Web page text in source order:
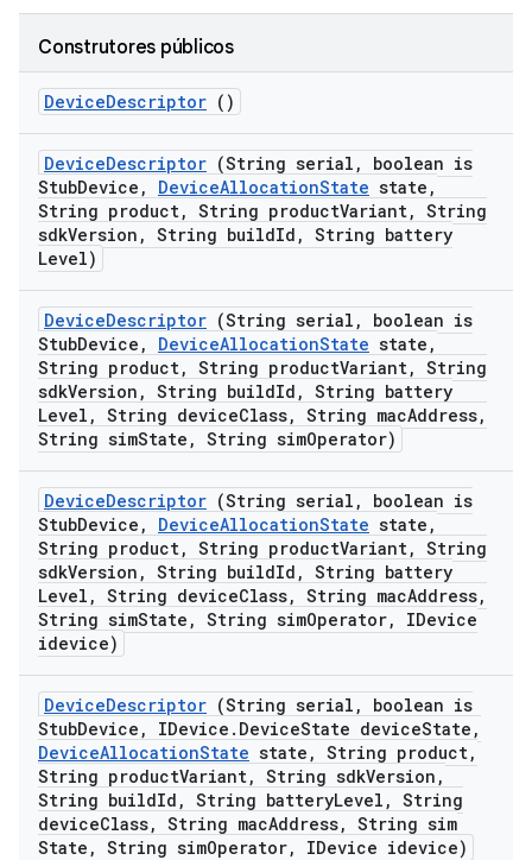
Construtores públicos
DeviceDescriptor ()
DeviceDescriptor (String serial ,
boolean is
StubDevice , DeviceAllocationState state ,
String product, String productVariant, String
sdkVersion , String buildId , String battery
Level)
DeviceDescriptor (String serial ,
boolean is
StubDevice , DeviceAllocationState state ,
String product, String productVariant, String
sdkVersion , String buildId , String battery
Level , String deviceClass, String macAddress,
String simState , String simOperator)
DeviceDescriptor (String serial ,
boolean is
StubDevice , DeviceAllocationState state ,
String product, String productVariant, String
sdkVersion , String buildId , String battery
Level , String deviceClass, String macAddress,
String simState , String simOperator,
IDevice
idevice)
DeviceDescriptor (String serial ,
boolean is
StubDevice , IDevice . DeviceState deviceState ,
DeviceAllocationState state , String product,
String productVariant, String sdkVersion ,
String buildId , String batteryLevel , String
deviceClass, String macAddress, String sim
State , String simOperator, IDevice idevice)